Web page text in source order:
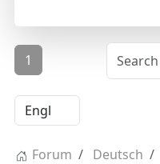
1
Forum Deutsch